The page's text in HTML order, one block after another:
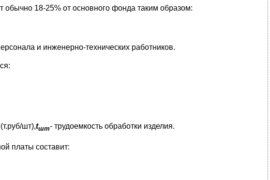
обычно 18-25% от основного фонда таким образом:
и инженерно-технических работников.
шт),tшт- трудоемкость обработки изделия.
платы составит: